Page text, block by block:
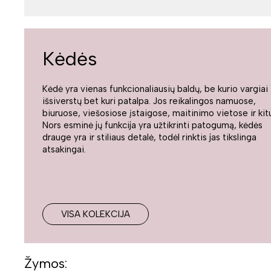
Kėdės
Kėdė yra vienas funkcionaliausių baldų, be kurio vargiai
išsiverstų bet kuri patalpa. Jos reikalingos namuose,
biuruose, viešosiose įstaigose, maitinimo vietose ir
Nors esminė jų funkcija yra užtikrinti patogumą, kėdės
drauge yra ir stiliaus detalė, todėl rinktis jas tikslinga
atsakingai.
VISA KOLEKCIJA
Žymos: